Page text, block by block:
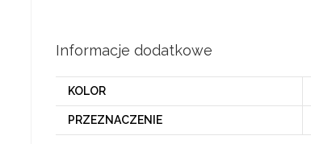
Informacje dodatkowe
KOLOR
PRZEZNACZENIE